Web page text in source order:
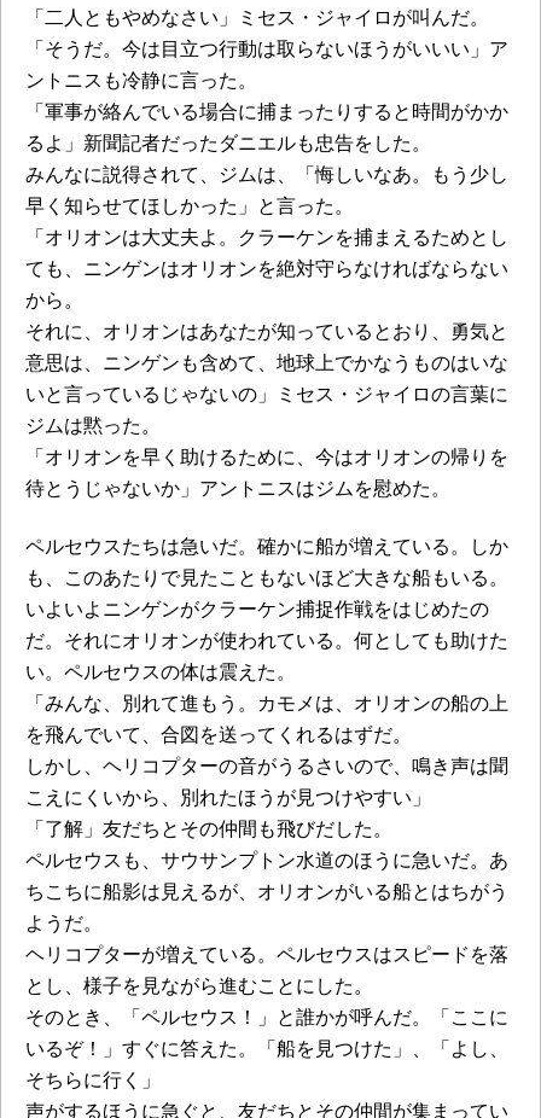
「二人ともやめなさい」ミセス・ジャイロが叫んだ。
「そうだ。今は目立つ行動は取らないほうがいいい」ア
ントニスも冷静に言った。
「軍事が絡んでいる場合に捕まったりすると時間がかか
るよ」新聞記者だったダニエルも忠告をした。
みんなに説得されて、ジムは、「悔しいなあ。もう少し
早く知らせてほしかった」と言った。
「オリオンは大丈夫よ。クラーケンを捕まえるためとし
ても、ニンゲンはオリオンを絶対守らなければならない
から。
それに、オリオンはあなたが知っているとおり、勇気と
意思は、ニンゲンも含めて、地球上でかなうものはいな
いと言っているじゃないの」ミセス・ジャイロの言葉に
ジムは黙った。
「オリオンを早く助けるために、今はオリオンの帰りを
待とうじゃないか」アントニスはジムを慰めた。
ペルセウスたちは急いだ。確かに船が増えている。しか
も、このあたりで見たこともないほど大きな船もいる。
いよいよニンゲンがクラーケン捕捉作戦をはじめたの
だ。それにオリオンが使われている。何としても助けた
い。ペルセウスの体は震えた。
「みんな、別れて進もう。カモメは、オリオンの船の上
を飛んでいて、合図を送ってくれるはずだ。
しかし、ヘリコプターの音がうるさいので、鳴き声は聞
こえにくいから、別れたほうが見つけやすい」
「了解」友だちとその仲間も飛びだした。
ペルセウスも、サウサンプトン水道のほうに急いだ。あ
ちこちに船影は見えるが、オリオンがいる船とはちがう
ようだ。
ヘリコプターが増えている。ペルセウスはスピードを落
とし、様子を見ながら進むことにした。
そのとき、「ペルセウス！」と誰かが呼んだ。「ここに
いるぞ！」すぐに答えた。「船を見つけた」、「よし、
そちらに行く」
声がするほうに急ぐと、友だちとその仲間が集まってい